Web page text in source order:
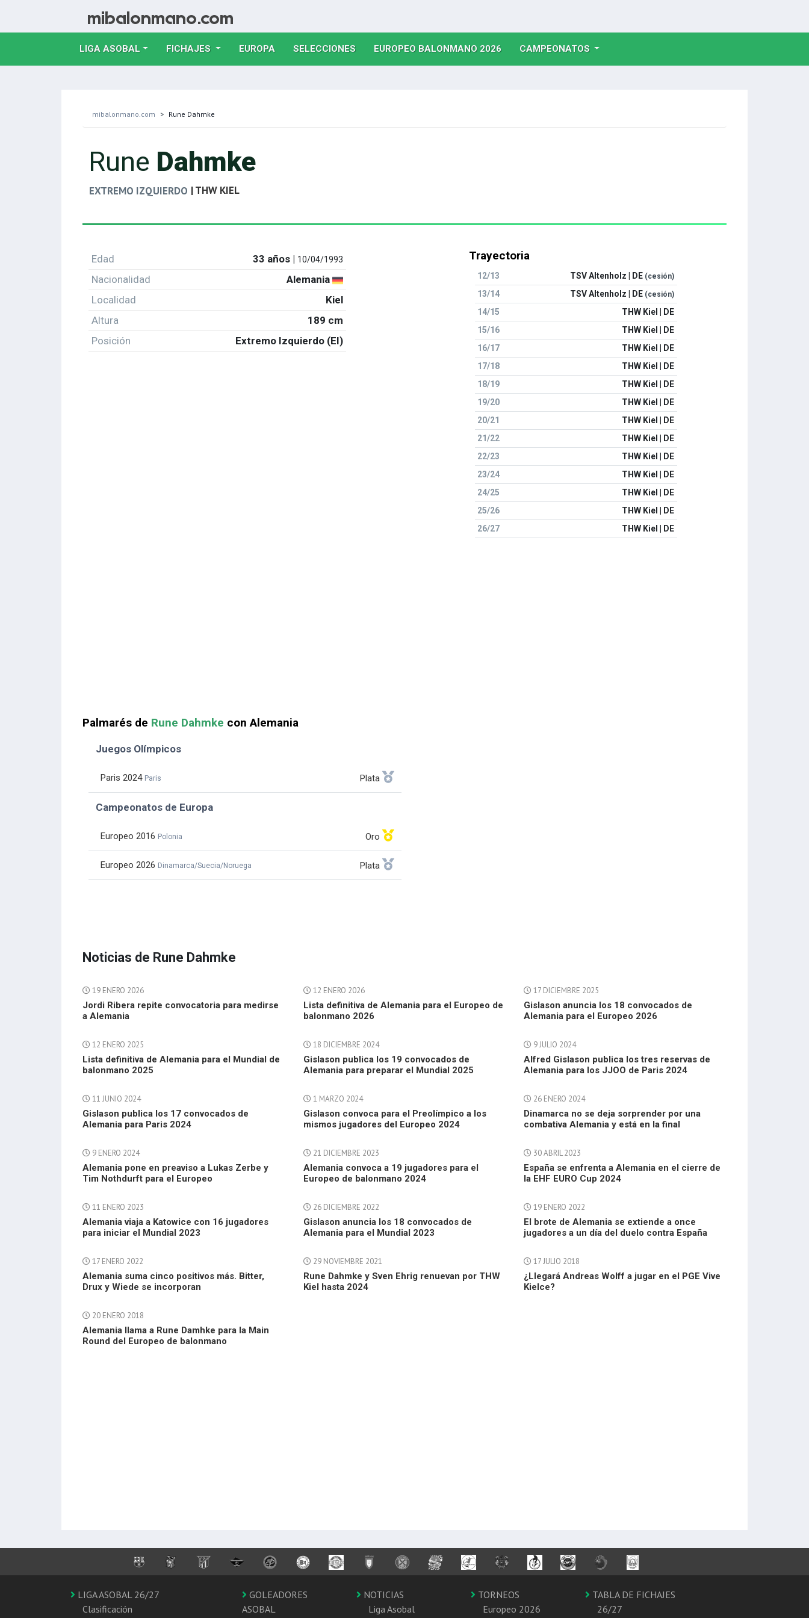
LIGA ASOBAL FICHAJES EUROPA(CURRENT)
SELECCIONES(CURRENT)
EUROPEO BALONMANO 2026(CURRENT)
CAMPEONATOS
mibalonmano.com Rune Dahmke
Rune Dahmke
EXTREMO IZQUIERDO | THW KIEL
Edad 33 años | 10/04/1993
Nacionalidad
Alemania
Localidad
Kiel
Altura
189 cm
Posición
Extremo Izquierdo (EI)
Trayectoria
12/13 TSV Altenholz | DE (cesión)
13/14 TSV Altenholz | DE (cesión)
14/15
THW Kiel | DE
15/16
THW Kiel | DE
16/17
THW Kiel | DE
17/18
THW Kiel | DE
18/19
THW Kiel | DE
19/20
THW Kiel | DE
20/21
THW Kiel | DE
21/22
THW Kiel | DE
22/23
THW Kiel | DE
23/24
THW Kiel | DE
24/25
THW Kiel | DE
25/26
THW Kiel | DE
26/27
THW Kiel | DE
Palmarés de Rune Dahmke con Alemania
Juegos Olímpicos
Paris 2024 Paris Plata
Campeonatos de Europa
Europeo 2016 Polonia Oro
Europeo 2026 Dinamarca/Suecia/Noruega Plata
Noticias de Rune Dahmke
19 ENERO 2026
Jordi Ribera repite convocatoria para medirse
a Alemania
12 ENERO 2026
Lista definitiva de Alemania para el Europeo de
balonmano 2026
17 DICIEMBRE 2025
Gislason anuncia los 18 convocados de
Alemania para el Europeo 2026
12 ENERO 2025
Lista definitiva de Alemania para el Mundial de
balonmano 2025
18 DICIEMBRE 2024
Gislason publica los 19 convocados de
Alemania para preparar el Mundial 2025
9 JULIO 2024
Alfred Gislason publica los tres reservas de
Alemania para los JJOO de Paris 2024
11 JUNIO 2024
Gislason publica los 17 convocados de
Alemania para Paris 2024
1 MARZO 2024
Gislason convoca para el Preolímpico a los
mismos jugadores del Europeo 2024
26 ENERO 2024
Dinamarca no se deja sorprender por una
combativa Alemania y está en la final
9 ENERO 2024
Alemania pone en preaviso a Lukas Zerbe y
Tim Nothdurft para el Europeo
21 DICIEMBRE 2023
Alemania convoca a 19 jugadores para el
Europeo de balonmano 2024
30 ABRIL 2023
España se enfrenta a Alemania en el cierre de
la EHF EURO Cup 2024
11 ENERO 2023
Alemania viaja a Katowice con 16 jugadores
para iniciar el Mundial 2023
26 DICIEMBRE 2022
Gislason anuncia los 18 convocados de
Alemania para el Mundial 2023
19 ENERO 2022
El brote de Alemania se extiende a once
jugadores a un día del duelo contra España
17 ENERO 2022
Alemania suma cinco positivos más. Bitter,
Drux y Wiede se incorporan
29 NOVIEMBRE 2021
Rune Dahmke y Sven Ehrig renuevan por THW
Kiel hasta 2024
17 JULIO 2018
¿Llegará Andreas Wolff a jugar en el PGE Vive
Kielce?
20 ENERO 2018
Alemania llama a Rune Damhke para la Main
Round del Europeo de balonmano
LIGA ASOBAL 26/27
Clasificación
GOLEADORES
ASOBAL
NOTICIAS
Liga Asobal
TORNEOS
Europeo 2026
TABLA DE FICHAJES
26/27